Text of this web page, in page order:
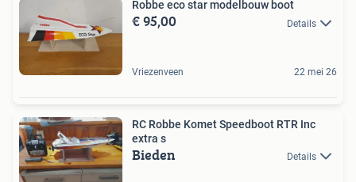
Robbe eco star modelbouw boot
€ 95,00 Details
Vriezenveen 22 mei 26
RC Robbe Komet Speedboot RTR Inc
extra s
Bieden Details